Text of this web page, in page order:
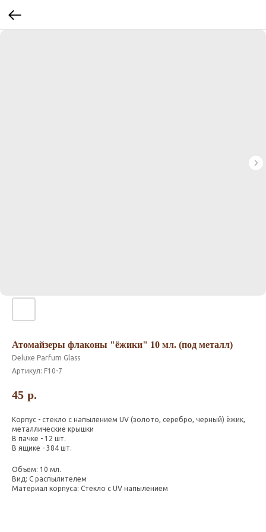
Атомайзеры флаконы "ёжики" 10 мл. (под металл)
Deluxe Parfum Glass
Артикул: F10-7
45 р.
Корпус - стекло с напылением UV (золото, серебро, черный) ёжик,
металлические крышки
В пачке - 12 шт.
В ящике - 384 шт.
Объем: 10 мл.
Вид: С распылителем
Материал корпуса: Стекло с UV напылением